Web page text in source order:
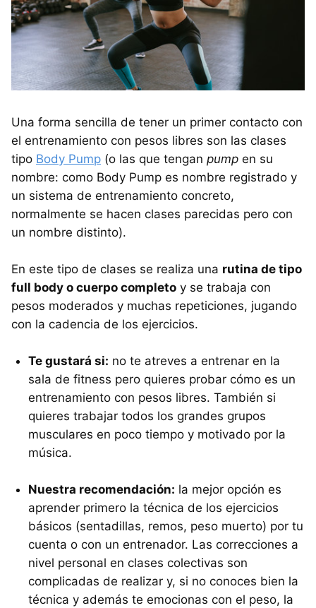
Una forma sencilla de tener un primer contacto con
el entrenamiento con pesos libres son las clases
tipo Body Pump (o las que tengan pump en su
nombre: como Body Pump es nombre registrado y
un sistema de entrenamiento concreto,
normalmente se hacen clases parecidas pero con
un nombre distinto).
En este tipo de clases se realiza una rutina de tipo
full body o cuerpo completo y se trabaja con
pesos moderados y muchas repeticiones, jugando
con la cadencia de los ejercicios.
Te gustará si: no te atreves a entrenar en la
sala de fitness pero quieres probar cómo es un
entrenamiento con pesos libres. También si
quieres trabajar todos los grandes grupos
musculares en poco tiempo y motivado por la
música.
Nuestra recomendación: la mejor opción es
aprender primero la técnica de los ejercicios
básicos (sentadillas, remos, peso muerto) por tu
cuenta o con un entrenador. Las correcciones a
nivel personal en clases colectivas son
complicadas de realizar y, si no conoces bien la
técnica y además te emocionas con el peso, la